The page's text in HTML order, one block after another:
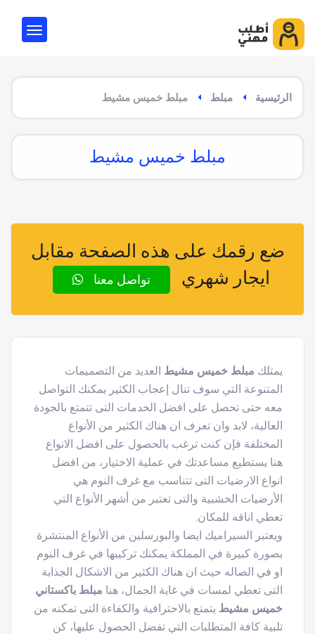
الرئيسية مبلط مبلط خميس مشيط
مبلط خميس مشيط
ضع رقمك على هذه الصفحة مقابل
ايجار شهري
تواصل معنا
يمتلك مبلط خميس مشيط العديد من التصميمات
المتنوعة التي سوف تنال إعجاب الكثير يمكنك التواصل
معه حتى تحصل على افضل الخدمات التى تتمتع بالجودة
العالية، لابد وان تعرف ان هناك الكثير من الأنواع
المختلفة فإن كنت ترغب بالحصول على افضل الانواع
هنا يستطيع مساعدتك في عملية الاختيار، من افضل
انواع الارضيات التى تتناسب مع غرف النوم هي
الأرضيات الخشبية والتى تعتبر من أشهر الأنواع التي
تعطي اناقه للمكان.
ويعتبر السيراميك ايضا والبورسلين من الأنواع المنتشرة
بصورة كبيرة في المملكة يمكنك تركيبها في غرف النوم
او في الصاله حيث ان هناك الكثير من الاشكال الجذابة
التى تعطي لمسات في غاية الجمال، هنا مبلط باكستاني
خميس مشيط يتمتع بالاحترافية والكفاءة التى تمكنه من
تلبية كافة المتطلبات التي تفضل الحصول عليها، كن